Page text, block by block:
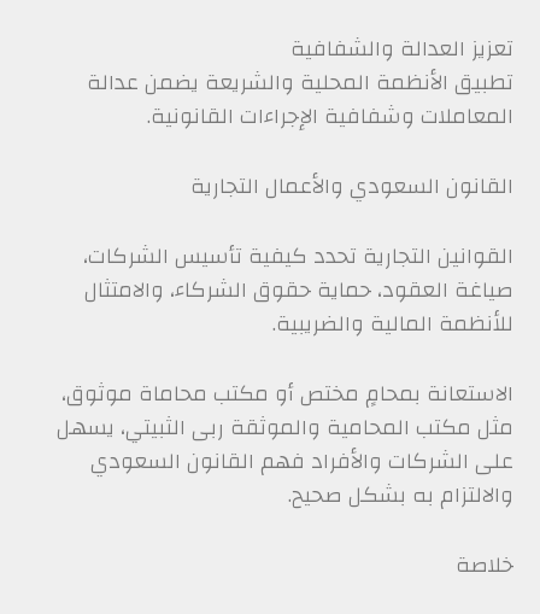
تعزيز العدالة والشفافية
تطبيق الأنظمة المحلية والشريعة يضمن عدالة
المعاملات وشفافية الإجراءات القانونية.
القانون السعودي والأعمال التجارية
القوانين التجارية تحدد كيفية تأسيس الشركات،
صياغة العقود، حماية حقوق الشركاء، والامتثال
للأنظمة المالية والضريبية.
الاستعانة بمحامٍ مختص أو مكتب محاماة موثوق،
مثل مكتب المحامية والموثقة ربى الثبيتي، يسهل
على الشركات والأفراد فهم القانون السعودي
والالتزام به بشكل صحيح.
خلاصة